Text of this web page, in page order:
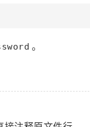
。